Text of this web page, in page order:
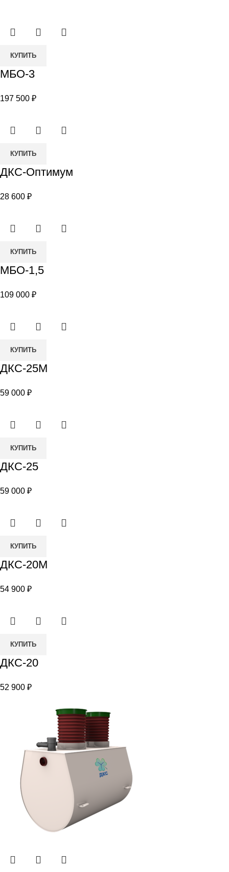
Количество
МБО-3
КУПИТЬ
МБО-3
197 500 ₽
Количество
ДКС-
КУПИТЬ
ДКС-Оптимум
28 600 ₽
Количество
МБО-1,5
КУПИТЬ
МБО-1,5
109 000 ₽
Количество
ДКС-25М
КУПИТЬ
ДКС-25М
59 000 ₽
Количество
ДКС-25
КУПИТЬ
ДКС-25
59 000 ₽
Количество
ДКС-20М
КУПИТЬ
ДКС-20М
54 900 ₽
Количество
ДКС-20
КУПИТЬ
ДКС-20
52 900 ₽